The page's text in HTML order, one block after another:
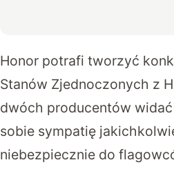
Honor potrafi tworzyć
Stanów Zjednoczonych z
dwóch producentów
sobie sympatię
niebezpiecznie do